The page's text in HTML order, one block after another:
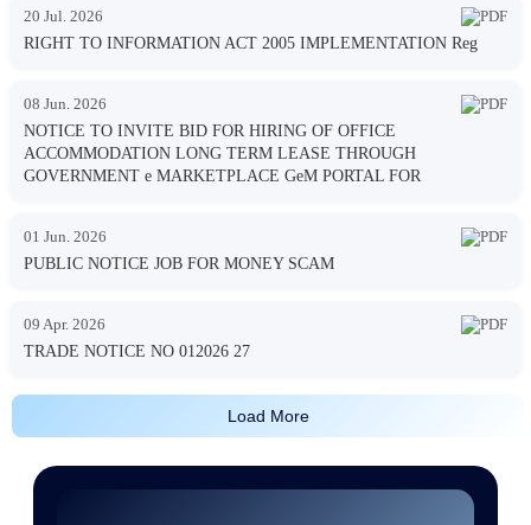
20 Jul. 2026
RIGHT TO INFORMATION ACT 2005 IMPLEMENTATION Reg
08 Jun. 2026
NOTICE TO INVITE BID FOR HIRING OF OFFICE
ACCOMMODATION LONG TERM LEASE THROUGH
GOVERNMENT e MARKETPLACE GeM PORTAL FOR
01 Jun. 2026
PUBLIC NOTICE JOB FOR MONEY SCAM
09 Apr. 2026
TRADE NOTICE NO 012026 27
Load More